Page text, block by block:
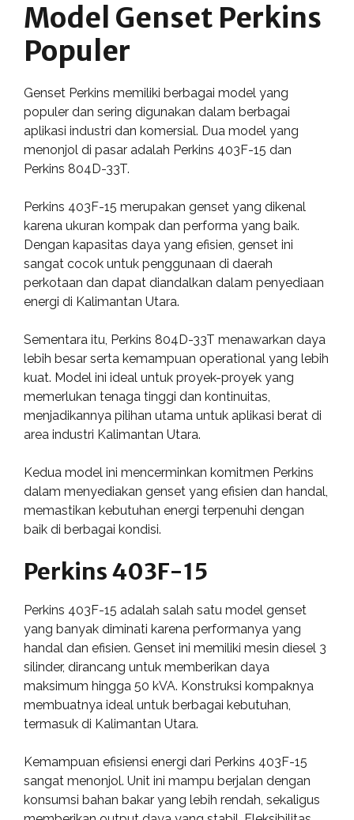
Model Genset Perkins
Populer
Genset Perkins memiliki berbagai model yang
populer dan sering digunakan dalam berbagai
aplikasi industri dan komersial. Dua model yang
menonjol di pasar adalah Perkins 403F-15 dan
Perkins 804D-33T.
Perkins 403F-15 merupakan genset yang dikenal
karena ukuran kompak dan performa yang baik.
Dengan kapasitas daya yang efisien, genset ini
sangat cocok untuk penggunaan di daerah
perkotaan dan dapat diandalkan dalam penyediaan
energi di Kalimantan Utara.
Sementara itu, Perkins 804D-33T menawarkan daya
lebih besar serta kemampuan operational yang lebih
kuat. Model ini ideal untuk proyek-proyek yang
memerlukan tenaga tinggi dan kontinuitas,
menjadikannya pilihan utama untuk aplikasi berat di
area industri Kalimantan Utara.
Kedua model ini mencerminkan komitmen Perkins
dalam menyediakan genset yang efisien dan handal,
memastikan kebutuhan energi terpenuhi dengan
baik di berbagai kondisi.
Perkins 403F-15
Perkins 403F-15 adalah salah satu model genset
yang banyak diminati karena performanya yang
handal dan efisien. Genset ini memiliki mesin diesel 3
silinder, dirancang untuk memberikan daya
maksimum hingga 50 kVA. Konstruksi kompaknya
membuatnya ideal untuk berbagai kebutuhan,
termasuk di Kalimantan Utara.
Kemampuan efisiensi energi dari Perkins 403F-15
sangat menonjol. Unit ini mampu berjalan dengan
konsumsi bahan bakar yang lebih rendah, sekaligus